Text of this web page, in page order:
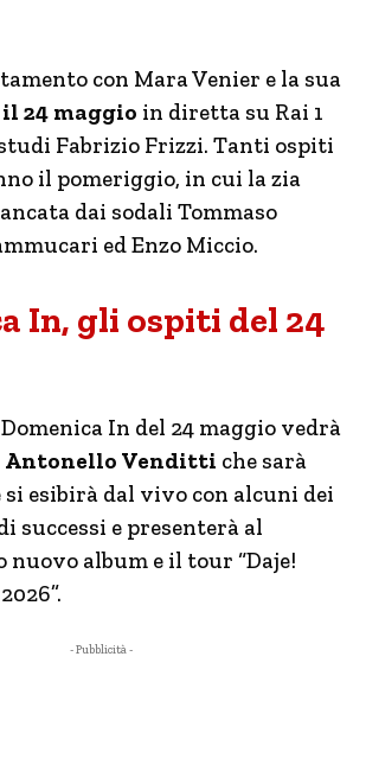
con Mara Venier e la sua
24 maggio in diretta su Rai 1
Fabrizio Frizzi. Tanti ospiti
il pomeriggio, in cui la zia
dai sodali Tommaso
ed Enzo Miccio.
In, gli ospiti del 24
In del 24 maggio vedrà
Antonello Venditti che sarà
esibirà dal vivo con alcuni dei
successi e presenterà al
nuovo album e il tour “Daje!
- Pubblicità -